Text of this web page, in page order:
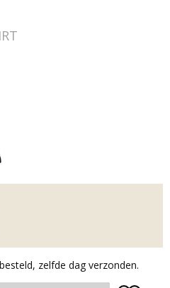
zelfde dag verzonden.